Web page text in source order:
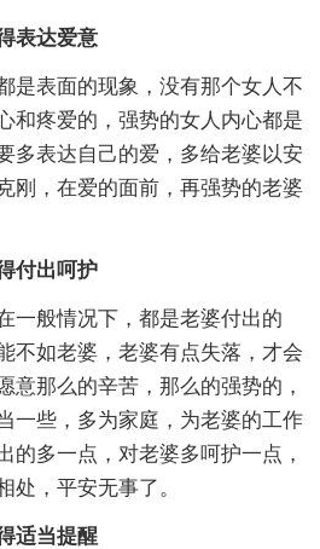
表达爱意
是表面的现象，没有那个女人不
和疼爱的，强势的女人内心都是
多表达自己的爱，多给老婆以安
刚，在爱的面前，再强势的老婆
付出呵护
一般情况下，都是老婆付出的
不如老婆，老婆有点失落，才会
意那么的辛苦，那么的强势的，
一些，多为家庭，为老婆的工作
的多一点，对老婆多呵护一点，
处，平安无事了。
适当提醒